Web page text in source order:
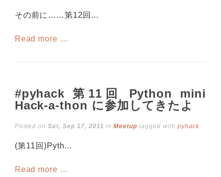
その前に……第12回...
Read more …
#pyhack 第11回 Python mini
Hack-a-thon に参加してきたよ
Posted onSat, Sep 17, 2011 inMeetup tagged with pyhack
(第11回)Pyth...
Read more …